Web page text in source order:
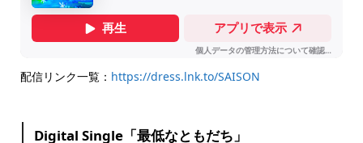
配信リンク一覧： https://dress.lnk.to/SAISON
Digital Single「最低なともだち」